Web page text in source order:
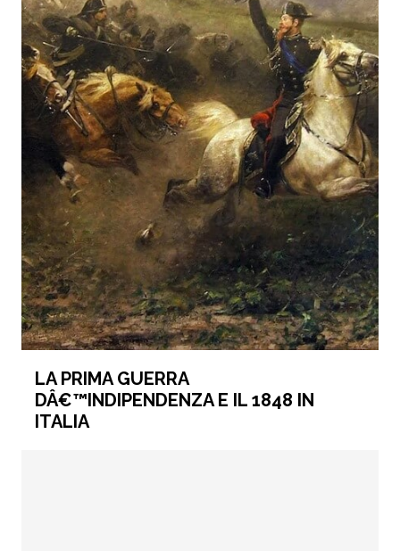
LA PRIMA GUERRA
DÂ€™INDIPENDENZA E IL 1848 IN
ITALIA